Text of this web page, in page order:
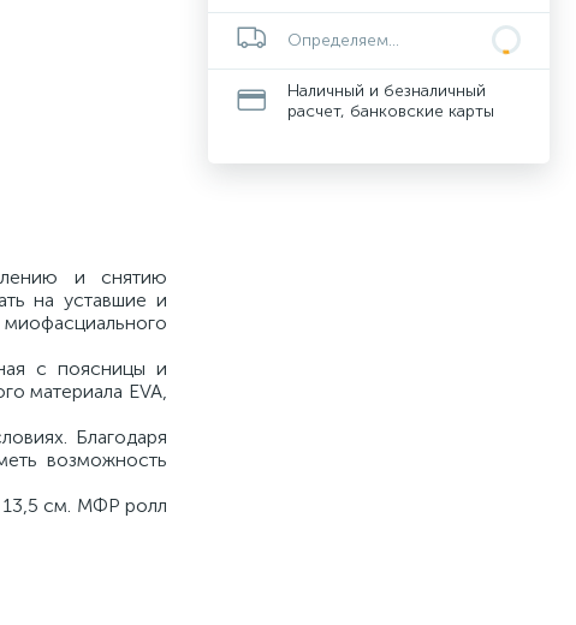
и снятию
на уставшие и
с поясницы и
материала EVA,
Благодаря
возможность
13,5 см. МФР ролл
Определяем...
Наличный и безналичный
расчет, банковские карты